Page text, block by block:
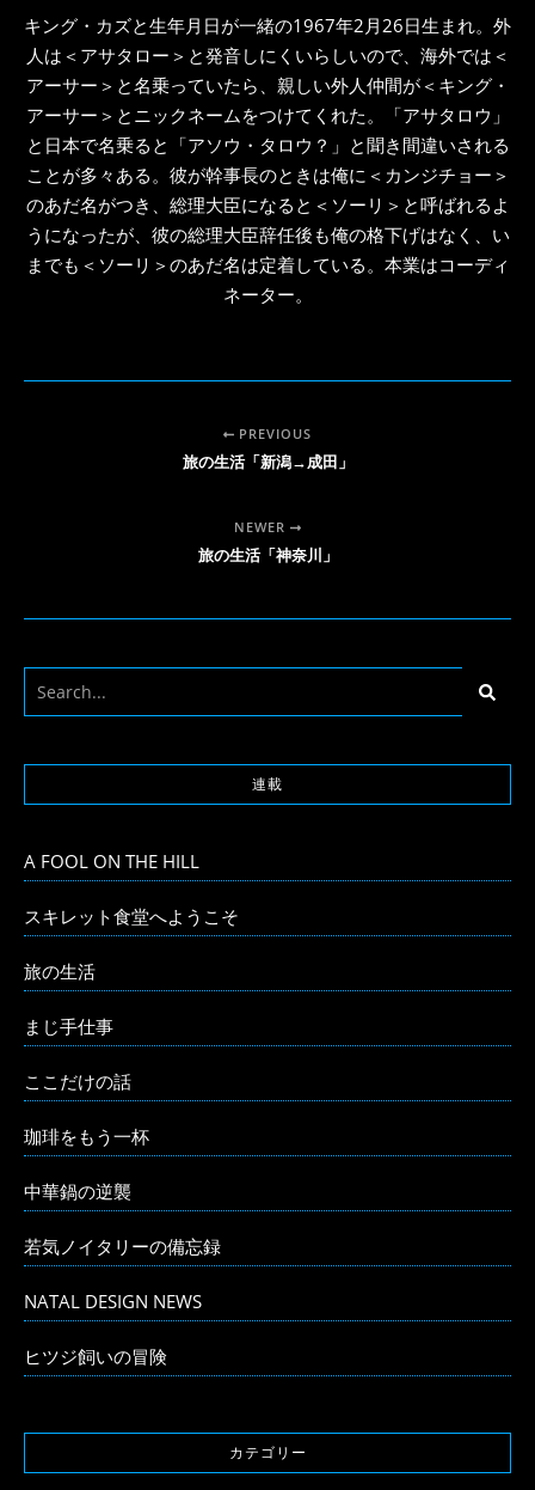
キング・カズと生年月日が一緒の1967年2月26日生まれ。外
人は＜アサタロー＞と発音しにくいらしいので、海外では＜
アーサー＞と名乗っていたら、親しい外人仲間が＜キング・
アーサー＞とニックネームをつけてくれた。「アサタロウ」
と日本で名乗ると「アソウ・タロウ？」と聞き間違いされる
ことが多々ある。彼が幹事長のときは俺に＜カンジチョー＞
のあだ名がつき、総理大臣になると＜ソーリ＞と呼ばれるよ
うになったが、彼の総理大臣辞任後も俺の格下げはなく、い
までも＜ソーリ＞のあだ名は定着している。本業はコーディ
ネーター。
PREVIOUS
旅の生活「新潟→成田」
NEWER
旅の生活「神奈川」
連載
A FOOL ON THE HILL
スキレット食堂へようこそ
旅の生活
まじ手仕事
ここだけの話
珈琲をもう一杯
中華鍋の逆襲
若気ノイタリーの備忘録
NATAL DESIGN NEWS
ヒツジ飼いの冒険
カテゴリー